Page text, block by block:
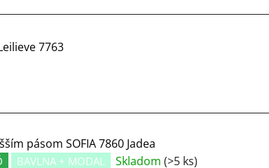
7763
pásom SOFIA 7860 Jadea
BAVLNA + MODAL Skladom (>5 ks)